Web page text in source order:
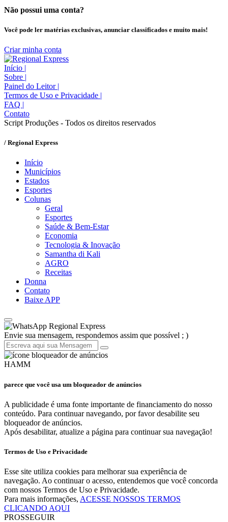
Não possui uma conta?
Você pode ler matérias exclusivas, anunciar classificados e muito mais!
Criar minha conta
Início |
Sobre |
Painel do Leitor |
Termos de Uso e Privacidade |
FAQ |
Contato
Script Produções - Todos os direitos reservados
/ Regional Express
Início
Municípios
Estados
Esportes
Colunas
Geral
Esportes
Saúde & Bem-Estar
Economia
Tecnologia & Inovação
Samantha di Kali
AGRO
Receitas
Donna
Contato
Baixe APP
Regional Express
Envie sua mensagem, respondemos assim que possível ; )
HAMM
parece que você usa um bloqueador de anúncios
A publicidade é uma fonte importante de financiamento do nosso
conteúdo. Para continuar navegando, por favor desabilite seu
bloqueador de anúncios.
Após desabilitar, atualize a página para continuar sua navegação!
Termos de Uso e Privacidade
Esse site utiliza cookies para melhorar sua experiência de
navegação. Ao continuar o acesso, entendemos que você concorda
com nossos Termos de Uso e Privacidade.
Para mais informações, ACESSE NOSSOS TERMOS
CLICANDO AQUI
PROSSEGUIR